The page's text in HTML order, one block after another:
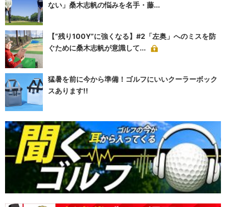
ない」桑木志帆の悩みを名手・藤...
【“残り100Y”に強くなる】#2「左奥」へのミスを防
ぐために桑木志帆が意識して...
猛暑を前に今から準備！ゴルフにいいクーラーボック
スあります!!